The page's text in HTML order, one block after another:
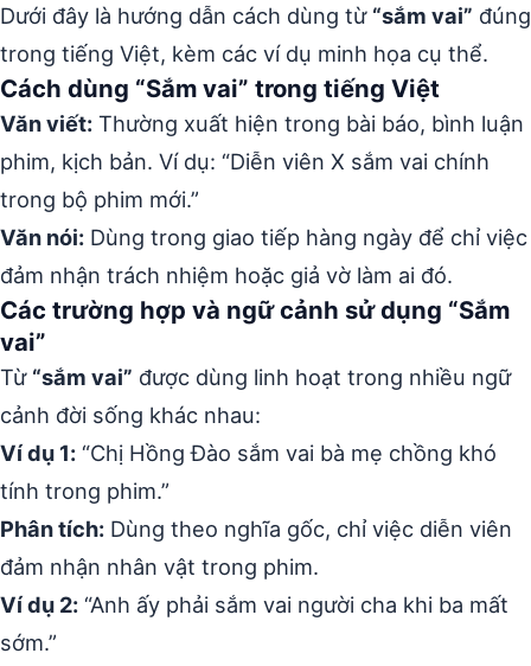
Dưới đây là hướng dẫn cách dùng từ “sắm vai” đúng
trong tiếng Việt, kèm các ví dụ minh họa cụ thể.
Cách dùng “Sắm vai” trong tiếng Việt
Văn viết: Thường xuất hiện trong bài báo, bình luận
phim, kịch bản. Ví dụ: “Diễn viên X sắm vai chính
trong bộ phim mới.”
Văn nói: Dùng trong giao tiếp hàng ngày để chỉ việc
đảm nhận trách nhiệm hoặc giả vờ làm ai đó.
Các trường hợp và ngữ cảnh sử dụng “Sắm
vai”
Từ “sắm vai” được dùng linh hoạt trong nhiều ngữ
cảnh đời sống khác nhau:
Ví dụ 1: “Chị Hồng Đào sắm vai bà mẹ chồng khó
tính trong phim.”
Phân tích: Dùng theo nghĩa gốc, chỉ việc diễn viên
đảm nhận nhân vật trong phim.
Ví dụ 2: “Anh ấy phải sắm vai người cha khi ba mất
sớm.”